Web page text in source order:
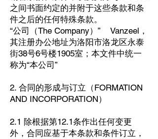
之间书面约定的并附于这些条款和条
件之后的任何特殊条款。
“公司（The Company）” Vanzeel，
其注册办公地址为洛阳市洛龙区永泰
街38号6号楼1905室；本文件中统一
称为“本公司”
2. 合同的形成与订立（FORMATION
AND INCORPORATION）
2.1 除根据第12.1条作出任何变更
外，合同应基于本条款和条件订立，